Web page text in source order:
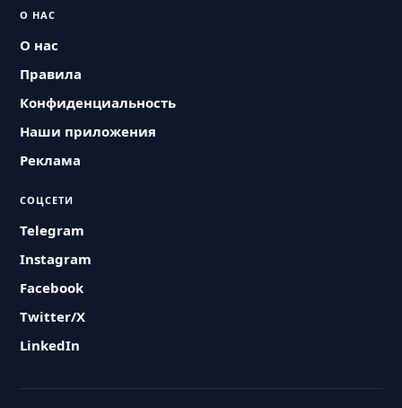
О НАС
О нас
Правила
Конфиденциальность
Наши приложения
Реклама
СОЦСЕТИ
Telegram
Instagram
Facebook
Twitter/X
LinkedIn